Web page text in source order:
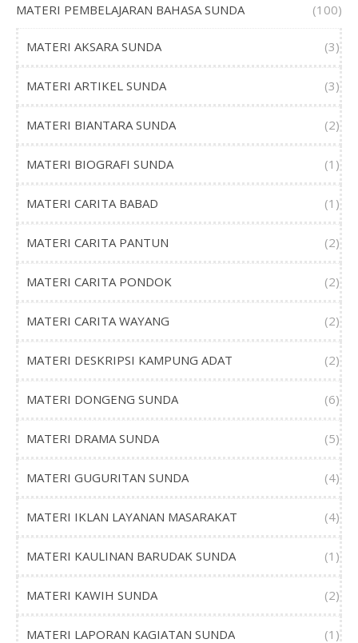
MATERI PEMBELAJARAN BAHASA SUNDA (100)
MATERI AKSARA SUNDA (3)
MATERI ARTIKEL SUNDA (3)
MATERI BIANTARA SUNDA (2)
MATERI BIOGRAFI SUNDA (1)
MATERI CARITA BABAD (1)
MATERI CARITA PANTUN (2)
MATERI CARITA PONDOK (2)
MATERI CARITA WAYANG (2)
MATERI DESKRIPSI KAMPUNG ADAT (2)
MATERI DONGENG SUNDA (6)
MATERI DRAMA SUNDA (5)
MATERI GUGURITAN SUNDA (4)
MATERI IKLAN LAYANAN MASARAKAT (4)
MATERI KAULINAN BARUDAK SUNDA (1)
MATERI KAWIH SUNDA (2)
MATERI LAPORAN KAGIATAN SUNDA (1)